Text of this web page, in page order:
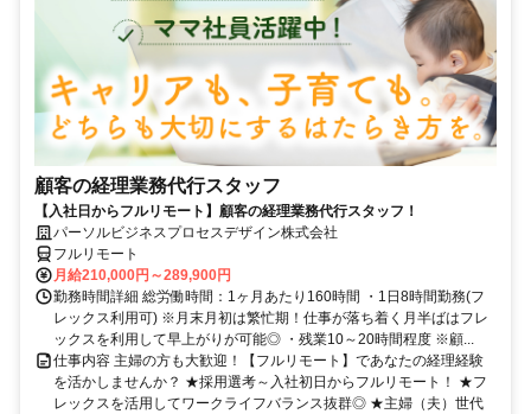
顧客の経理業務代行スタッフ
【入社日からフルリモート】顧客の経理業務代行スタッフ！
パーソルビジネスプロセスデザイン株式会社
フルリモート
月給210,000円～289,900円
勤務時間詳細 総労働時間：1ヶ月あたり160時間 ・1日8時間勤務(フ
レックス利用可) ※月末月初は繁忙期！仕事が落ち着く月半ばはフレ
ックスを利用して早上がりが可能◎ ・残業10～20時間程度 ※顧...
仕事内容 主婦の方も大歓迎！【フルリモート】であなたの経理経験
を活かしませんか？ ★採用選考～入社初日からフルリモート！ ★フ
レックスを活用してワークライフバランス抜群◎ ★主婦（夫）世代